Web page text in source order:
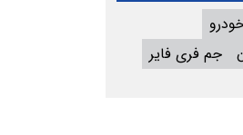
جم فری فایر